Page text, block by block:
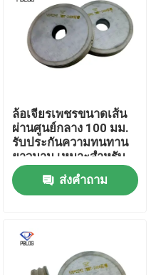
ล้อเจียรเพชรขนาดเส้น
ผ่านศูนย์กลาง 100 มม.
รับประกันความทนทาน
ยาวนาน เหมาะสำหรับ
งานวิศวกรรมที่มีความ
แม่นยำสูงส่งคำถาม